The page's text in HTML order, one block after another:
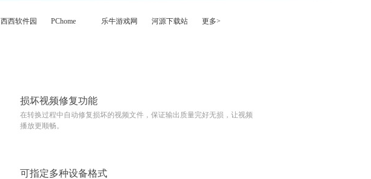
西西软件园 PChome 乐牛游戏网 河源下载站 更多>
损坏视频修复功能
在转换过程中自动修复损坏的视频文件，保证输出质量完好无损，让视频
播放更顺畅。
可指定多种设备格式